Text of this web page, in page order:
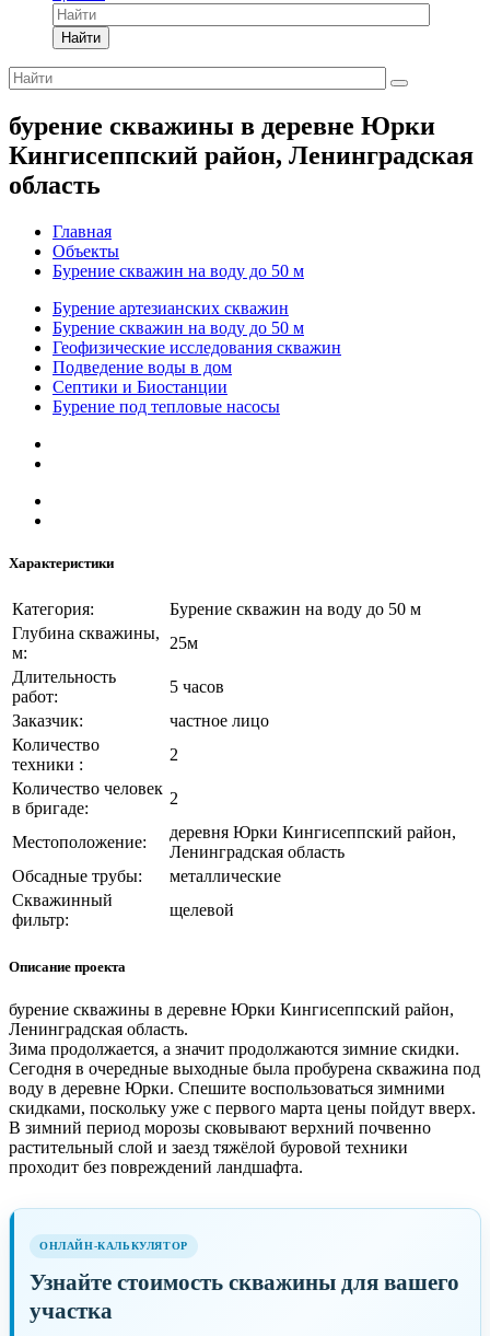
Найти
бурение скважины в деревне Юрки
Кингисеппский район, Ленинградская
область
Главная
Объекты
Бурение скважин на воду до 50 м
Бурение артезианских скважин
Бурение скважин на воду до 50 м
Геофизические исследования скважин
Подведение воды в дом
Септики и Биостанции
Бурение под тепловые насосы
Характеристики
Категория:
Бурение скважин на воду до 50 м
Глубина скважины,
м:
25м
Длительность
работ:
5 часов
Заказчик:
частное лицо
Количество
техники :
2
Количество человек
в бригаде:
2
Местоположение:
деревня Юрки Кингисеппский район,
Ленинградская область
Обсадные трубы:
металлические
Скважинный
фильтр:
щелевой
Описание проекта
бурение скважины в деревне Юрки Кингисеппский район,
Ленинградская область.
Зима продолжается, а значит продолжаются зимние скидки.
Сегодня в очередные выходные была пробурена скважина под
воду в деревне Юрки. Спешите воспользоваться зимними
скидками, поскольку уже с первого марта цены пойдут вверх.
В зимний период морозы сковывают верхний почвенно
растительный слой и заезд тяжёлой буровой техники
проходит без повреждений ландшафта.
ОНЛАЙН-КАЛЬКУЛЯТОР
Узнайте стоимость скважины для вашего
участка